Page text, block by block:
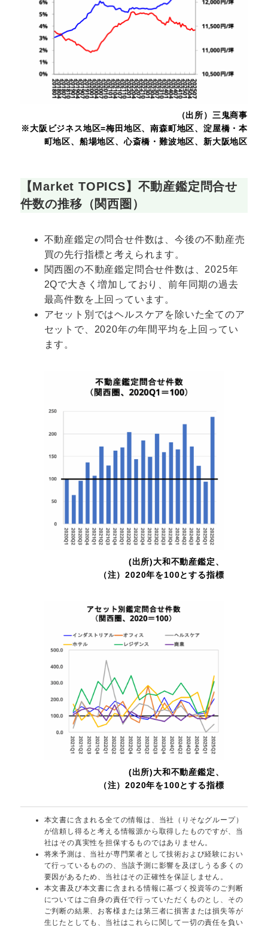
（出所）三鬼商事
※大阪ビジネス地区=梅田地区、南森町地区、淀屋橋・本
町地区、船場地区、心斎橋・難波地区、新大阪地区
【Market TOPICS】不動産鑑定問合せ
件数の推移（関西圏）
不動産鑑定の問合せ件数は、今後の不動産売
買の先行指標と考えられます。
関西圏の不動産鑑定問合せ件数は、2025年
2Qで大きく増加しており、前年同期の過去
最高件数を上回っています。
アセット別ではヘルスケアを除いた全てのア
セットで、2020年の年間平均を上回ってい
ます。
(出所)大和不動産鑑定、
（注）2020年を100とする指標
(出所)大和不動産鑑定、
（注）2020年を100とする指標
本文書に含まれる全ての情報は、当社（りそなグループ）
が信頼し得ると考える情報源から取得したものですが、当
社はその真実性を担保するものではありません。
将来予測は、当社が専門業者として技術および経験におい
て行っているものの、当該予測に影響を及ぼしうる多くの
要因があるため、当社はその正確性を保証しません。
本文書及び本文書に含まれる情報に基づく投資等のご判断
についてはご自身の責任で行っていただくものとし、その
ご判断の結果、お客様または第三者に損害または損失等が
生じたとしても、当社はこれらに関して一切の責任を負い